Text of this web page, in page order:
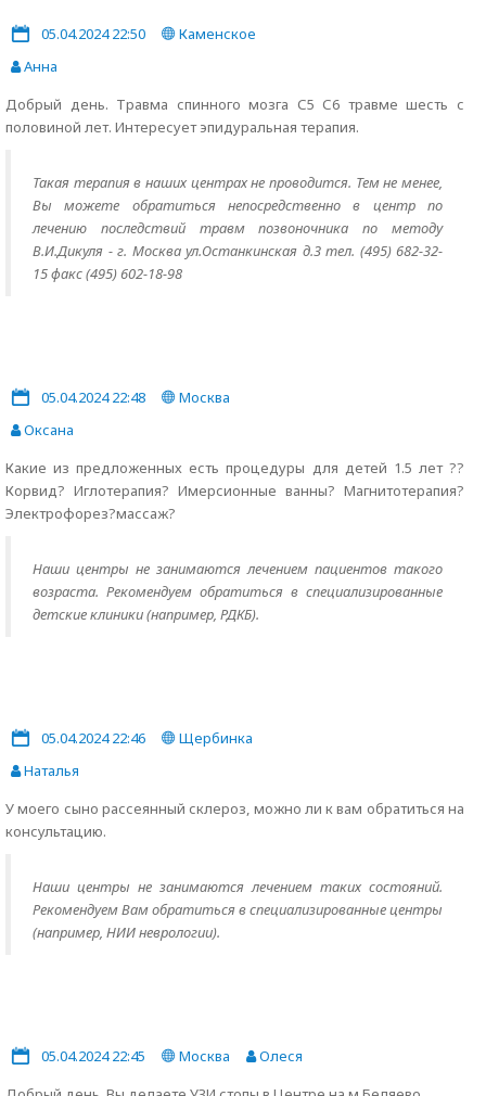
05.04.2024 22:50
Каменское
Анна
Добрый день. Травма спинного мозга С5 С6 травме шесть с
половиной лет. Интересует эпидуральная терапия.
Такая терапия в наших центрах не проводится. Тем не менее,
Вы можете обратиться непосредственно в центр по
лечению последствий травм позвоночника по методу
В.И.Дикуля - г. Москва ул.Останкинская д.3 тел. (495) 682-32-
15 факс (495) 602-18-98
05.04.2024 22:48
Москва
Оксана
Какие из предложенных есть процедуры для детей 1.5 лет ??
Корвид? Иглотерапия? Имерсионные ванны? Магнитотерапия?
Электрофорез?массаж?
Наши центры не занимаются лечением пациентов такого
возраста. Рекомендуем обратиться в специализированные
детские клиники (например, РДКБ).
05.04.2024 22:46
Щербинка
Наталья
У моего сыно рассеянный склероз, можно ли к вам обратиться на
консультацию.
Наши центры не занимаются лечением таких состояний.
Рекомендуем Вам обратиться в специализированные центры
(например, НИИ неврологии).
05.04.2024 22:45 Москва
Олеся